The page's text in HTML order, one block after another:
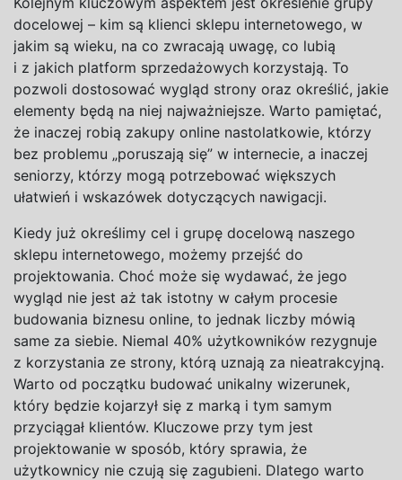
docelowej – kim są klienci sklepu internetowego, w
jakim są wieku, na co zwracają uwagę, co lubią
i z jakich platform sprzedażowych korzystają. To
pozwoli dostosować wygląd strony oraz określić, jakie
elementy będą na niej najważniejsze. Warto pamiętać,
że inaczej robią zakupy online nastolatkowie, którzy
bez problemu „poruszają się” w internecie, a inaczej
seniorzy, którzy mogą potrzebować większych
ułatwień i wskazówek dotyczących nawigacji.
Kiedy już określimy cel i grupę docelową naszego
sklepu internetowego, możemy przejść do
projektowania. Choć może się wydawać, że jego
wygląd nie jest aż tak istotny w całym procesie
budowania biznesu online, to jednak liczby mówią
same za siebie. Niemal 40% użytkowników rezygnuje
z korzystania ze strony, którą uznają za nieatrakcyjną.
Warto od początku budować unikalny wizerunek,
który będzie kojarzył się z marką i tym samym
przyciągał klientów. Kluczowe przy tym jest
projektowanie w sposób, który sprawia, że
użytkownicy nie czują się zagubieni. Dlatego warto